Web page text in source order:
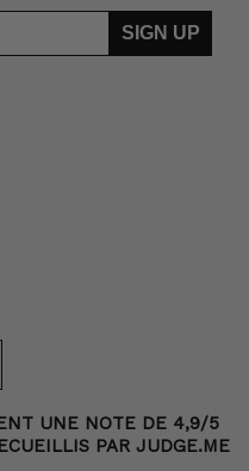
SIGN UP
UNE NOTE DE 4,9/5
PAR JUDGE.ME